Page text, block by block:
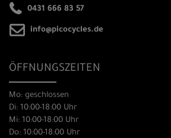
0431 666 83 57
info@picocycles.de
ÖFFNUNGSZEITEN
Mo: geschlossen
Di: 10:00-18:00 Uhr
Mi: 10:00-18:00 Uhr
Do: 10:00-18:00 Uhr